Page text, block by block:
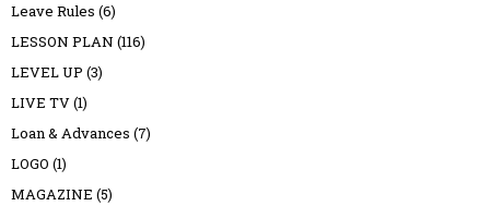
Leave Rules (6)
LESSON PLAN (116)
LEVEL UP (3)
LIVE TV(1)
Loan & Advances (7)
LOGO (1)
MAGAZINE (5)